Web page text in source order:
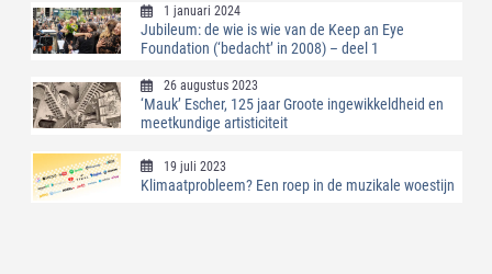
1 januari 2024
Jubileum: de wie is wie van de Keep an Eye
Foundation (‘bedacht’ in 2008) – deel 1
26 augustus 2023
‘Mauk’ Escher, 125 jaar Groote ingewikkeldheid en
meetkundige artisticiteit
19 juli 2023
Klimaatprobleem? Een roep in de muzikale woestijn